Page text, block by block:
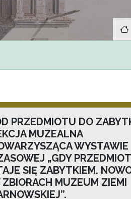
PRZEDMIOTU DO
MUZEALNA
WYSTAWIE
„GDY PRZEDMIOT
SIĘ ZABYTKIEM.
MUZEUM ZIEMI